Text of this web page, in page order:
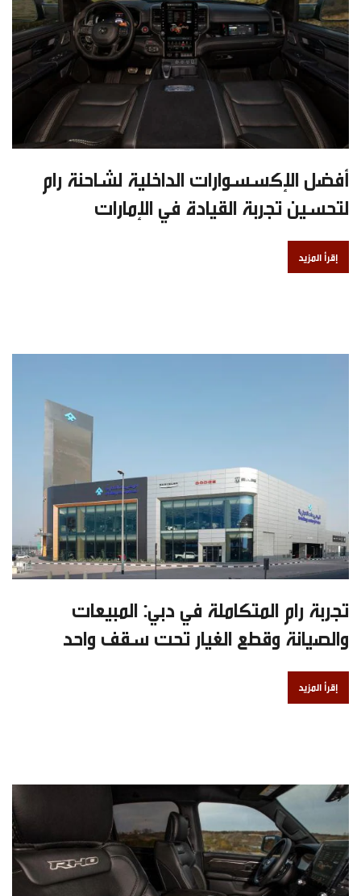
أفضل الإكسسوارات الداخلية لشاحنة رام
لتحسين تجربة القيادة في الإمارات
إقرأ المزيد
تجربة رام المتكاملة في دبي: المبيعات
والصيانة وقطع الغيار تحت سقف واحد
إقرأ المزيد